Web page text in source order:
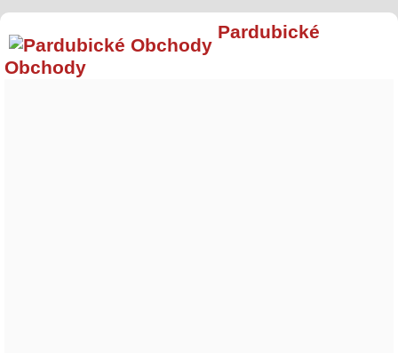
Pardubické
Obchody